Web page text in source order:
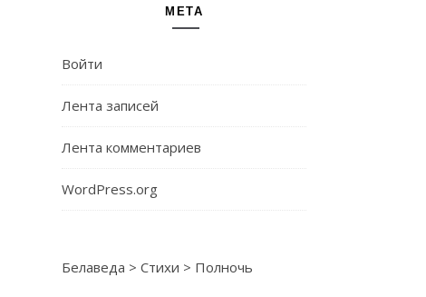
МЕТА
Войти
Лента записей
Лента комментариев
WordPress.org
Белаведа > Стихи > Полночь